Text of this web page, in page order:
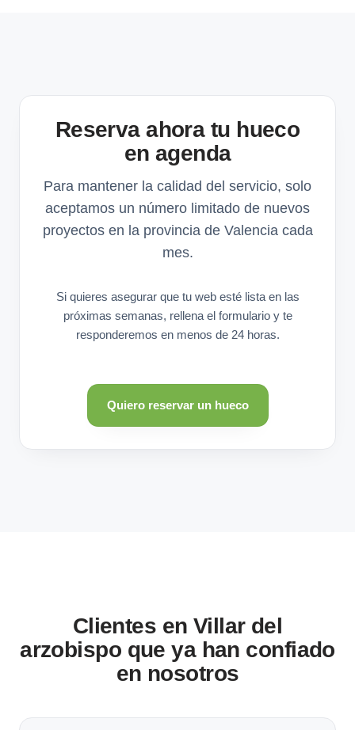
Reserva ahora tu hueco
en agenda
Para mantener la calidad del servicio, solo
aceptamos un número limitado de nuevos
proyectos en la provincia de Valencia cada
mes.
Si quieres asegurar que tu web esté lista en las
próximas semanas, rellena el formulario y te
responderemos en menos de 24 horas.
Quiero reservar un hueco
Clientes en Villar del
arzobispo que ya han confiado
en nosotros